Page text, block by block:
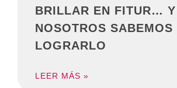
BRILLAR EN FITUR… Y
NOSOTROS SABEMOS
LOGRARLO
LEER MÁS »